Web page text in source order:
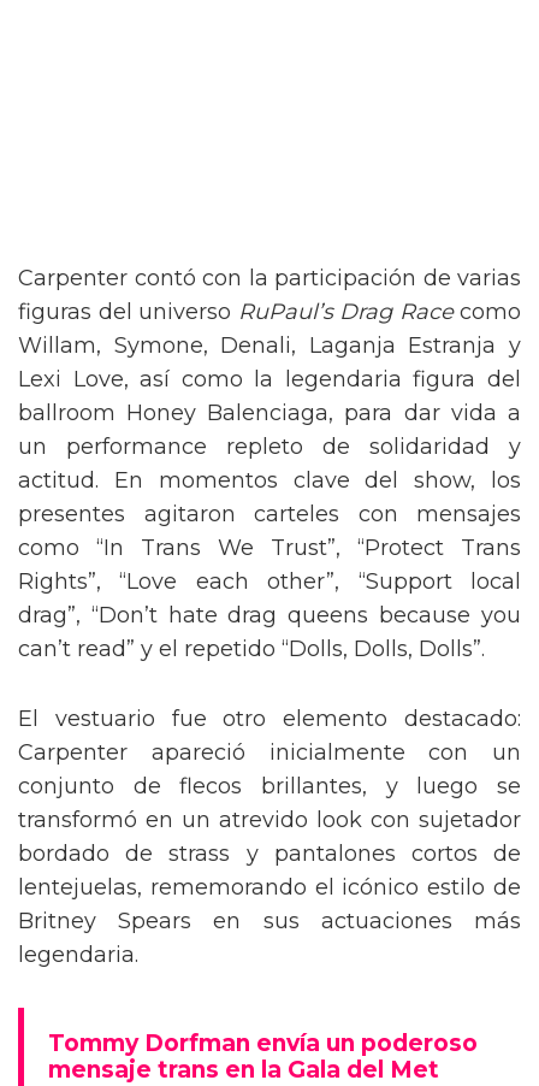
Carpenter contó con la participación de varias
figuras del universo RuPaul’s Drag Racecomo
Willam, Symone, Denali, Laganja Estranja y
Lexi Love, así como la legendaria figura del
ballroom Honey Balenciaga, para dar vida a
un performance repleto de solidaridad y
actitud. En momentos clave del show, los
presentes agitaron carteles con mensajes
como “In Trans We Trust”, “Protect Trans
Rights”, “Love each other”, “Support local
drag”, “Don’t hate drag queens because you
can’t read” y el repetido “Dolls, Dolls, Dolls”.
El vestuario fue otro elemento destacado:
Carpenter apareció inicialmente con un
conjunto de flecos brillantes, y luego se
transformó en un atrevido look con sujetador
bordado de strass y pantalones cortos de
lentejuelas, rememorando el icónico estilo de
Britney Spears en sus actuaciones más
legendaria.
Tommy Dorfman envía un poderoso
mensaje trans en la Gala del Met